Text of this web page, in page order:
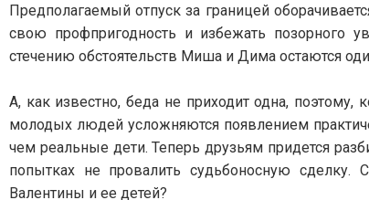
Предполагаемый отпуск за границей
свою профпригодность и избежать позорного
стечению обстоятельств Миша и Дима остаются
А, как известно, беда не приходит одна,
молодых людей усложняются появлением
чем реальные дети. Теперь друзьям придется
попытках не провалить судьбоносную сделку.
Валентины и ее детей?